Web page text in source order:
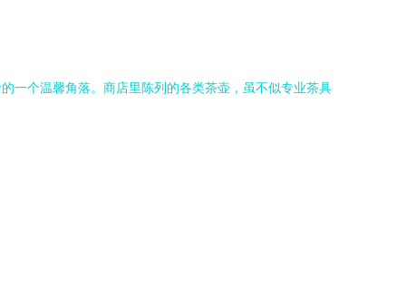
一个温馨角落。商店里陈列的各类茶壶，虽不似专业茶具